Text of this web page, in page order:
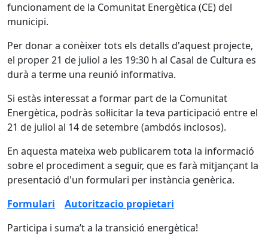
funcionament de la Comunitat Energètica (CE) del
municipi.
Per donar a conèixer tots els detalls d'aquest projecte,
el proper 21 de juliol a les 19:30 h al Casal de Cultura es
durà a terme una reunió informativa.
Si estàs interessat a formar part de la Comunitat
Energètica, podràs sol·licitar la teva participació entre el
21 de juliol al 14 de setembre (ambdós inclosos).
En aquesta mateixa web publicarem tota la informació
sobre el procediment a seguir, que es farà mitjançant la
presentació d'un formulari per instància genèrica.
Formulari
Autoritzacio propietari
Participa i suma’t a la transició energètica!